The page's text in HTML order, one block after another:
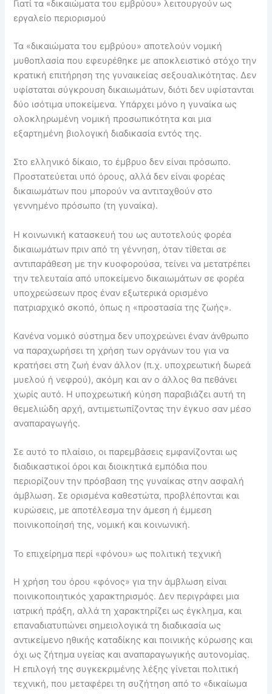
Γιατί τα «δικαιώματα του εμβρύου» λειτουργούν ως
εργαλείο περιορισμού
Τα «δικαιώματα του εμβρύου» αποτελούν νομική
μυθοπλασία που εφευρέθηκε με αποκλειστικό στόχο την
κρατική επιτήρηση της γυναικείας σεξουαλικότητας. Δεν
υφίσταται σύγκρουση δικαιωμάτων, διότι δεν υφίστανται
δύο ισότιμα υποκείμενα. Υπάρχει μόνο η γυναίκα ως
ολοκληρωμένη νομική προσωπικότητα και μια
εξαρτημένη βιολογική διαδικασία εντός της.
Στο ελληνικό δίκαιο, το έμβρυο δεν είναι πρόσωπο.
Προστατεύεται υπό όρους, αλλά δεν είναι φορέας
δικαιωμάτων που μπορούν να αντιταχθούν στο
γεννημένο πρόσωπο (τη γυναίκα).
Η κοινωνική κατασκευή του ως αυτοτελούς φορέα
δικαιωμάτων πριν από τη γέννηση, όταν τίθεται σε
αντιπαράθεση με την κυοφορούσα, τείνει να μετατρέπει
την τελευταία από υποκείμενο δικαιωμάτων σε φορέα
υποχρεώσεων προς έναν εξωτερικά ορισμένο
πατριαρχικό σκοπό, όπως η «προστασία της ζωής».
Κανένα νομικό σύστημα δεν υποχρεώνει έναν άνθρωπο
να παραχωρήσει τη χρήση των οργάνων του για να
κρατήσει στη ζωή έναν άλλον (π.χ. υποχρεωτική δωρεά
μυελού ή νεφρού), ακόμη και αν ο άλλος θα πεθάνει
χωρίς αυτό. Η υποχρεωτική κύηση παραβιάζει αυτή τη
θεμελιώδη αρχή, αντιμετωπίζοντας την έγκυο σαν μέσο
αναπαραγωγής.
Σε αυτό το πλαίσιο, οι παρεμβάσεις εμφανίζονται ως
διαδικαστικοί όροι και διοικητικά εμπόδια που
περιορίζουν την πρόσβαση της γυναίκας στην ασφαλή
άμβλωση. Σε ορισμένα καθεστώτα, προβλέπονται και
κυρώσεις, με αποτέλεσμα την άμεση ή έμμεση
ποινικοποίησή της, νομική και κοινωνική.
Το επιχείρημα περί «φόνου» ως πολιτική τεχνική
Η χρήση του όρου «φόνος» για την άμβλωση είναι
ποινικοποιητικός χαρακτηρισμός. Δεν περιγράφει μια
ιατρική πράξη, αλλά τη χαρακτηρίζει ως έγκλημα, και
επαναδιατυπώνει σημειολογικά τη διαδικασία ως
αντικείμενο ηθικής καταδίκης και ποινικής κύρωσης και
όχι ως ζήτημα υγείας και αναπαραγωγικής αυτονομίας.
Η επιλογή της συγκεκριμένης λέξης γίνεται πολιτική
τεχνική, που μεταφέρει τη συζήτηση από το «δικαίωμα